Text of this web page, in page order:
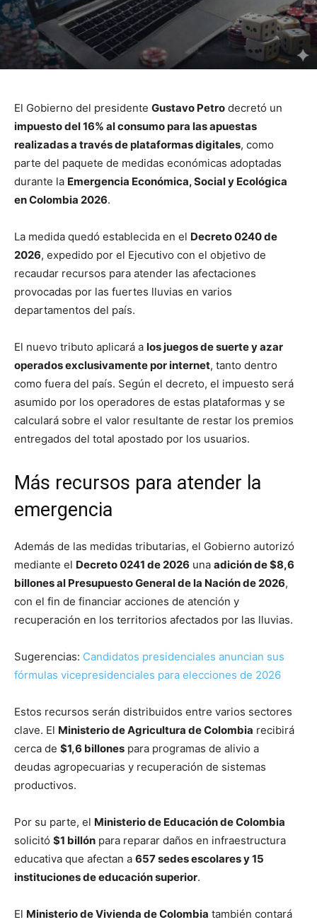
El Gobierno del presidente Gustavo Petro decretó un
impuesto del 16% al consumo para las apuestas
realizadas a través de plataformas digitales, como
parte del paquete de medidas económicas adoptadas
durante la Emergencia Económica, Social y Ecológica
en Colombia 2026.
La medida quedó establecida en el Decreto 0240 de
2026, expedido por el Ejecutivo con el objetivo de
recaudar recursos para atender las afectaciones
provocadas por las fuertes lluvias en varios
departamentos del país.
El nuevo tributo aplicará a los juegos de suerte y azar
operados exclusivamente por internet, tanto dentro
como fuera del país. Según el decreto, el impuesto será
asumido por los operadores de estas plataformas y se
calculará sobre el valor resultante de restar los premios
entregados del total apostado por los usuarios.
Más recursos para atender la
emergencia
Además de las medidas tributarias, el Gobierno autorizó
mediante el Decreto 0241 de 2026 una adición de $8,6
billones al Presupuesto General de la Nación de 2026,
con el fin de financiar acciones de atención y
recuperación en los territorios afectados por las lluvias.
Sugerencias: Candidatos presidenciales anuncian sus
fórmulas vicepresidenciales para elecciones de 2026
Estos recursos serán distribuidos entre varios sectores
clave. El Ministerio de Agricultura de Colombia recibirá
cerca de $1,6 billones para programas de alivio a
deudas agropecuarias y recuperación de sistemas
productivos.
Por su parte, el Ministerio de Educación de Colombia
solicitó $1 billón para reparar daños en infraestructura
educativa que afectan a 657 sedes escolares y 15
instituciones de educación superior.
El Ministerio de Vivienda de Colombia también contará